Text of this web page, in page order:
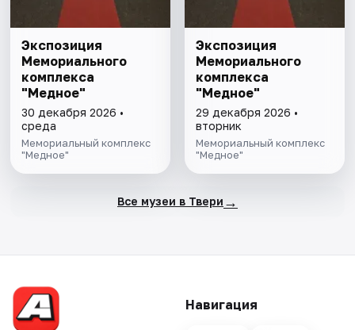
Экспозиция
Мемориального
комплекса
"Медное"
30 декабря 2026 •
среда
Мемориальный комплекс
"Медное"
Экспозиция
Мемориального
комплекса
"Медное"
29 декабря 2026 •
вторник
Мемориальный комплекс
"Медное"
Все музеи в Твери →
Навигация